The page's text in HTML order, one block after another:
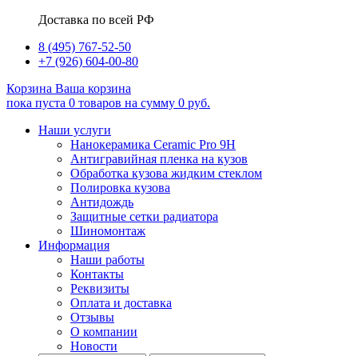
Доставка по всей РФ
8 (495) 767-52-50
+7 (926) 604-00-80
Корзина Ваша корзина
пока пуста 0 товаров на сумму 0 руб.
Наши услуги
Нанокерамика Ceramic Pro 9H
Антигравийная пленка на кузов
Обработка кузова жидким стеклом
Полировка кузова
Антидождь
Защитные сетки радиатора
Шиномонтаж
Информация
Наши работы
Контакты
Реквизиты
Оплата и доставка
Отзывы
О компании
Новости